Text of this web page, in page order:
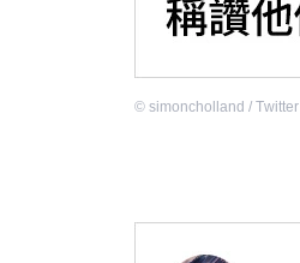
© simoncholland / Тwitter